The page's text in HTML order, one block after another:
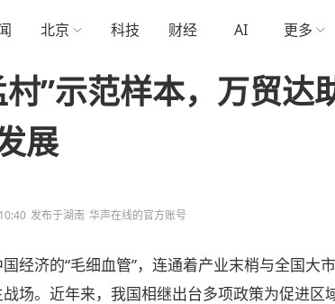
北京 科技 财经 AI 更多
村”示范样本，万贸达
展
发布于湖南 华声在线的官方账号
经济的“毛细血管”，连通着产业末梢与全国大
场。近年来，我国相继出台多项政策为促进区